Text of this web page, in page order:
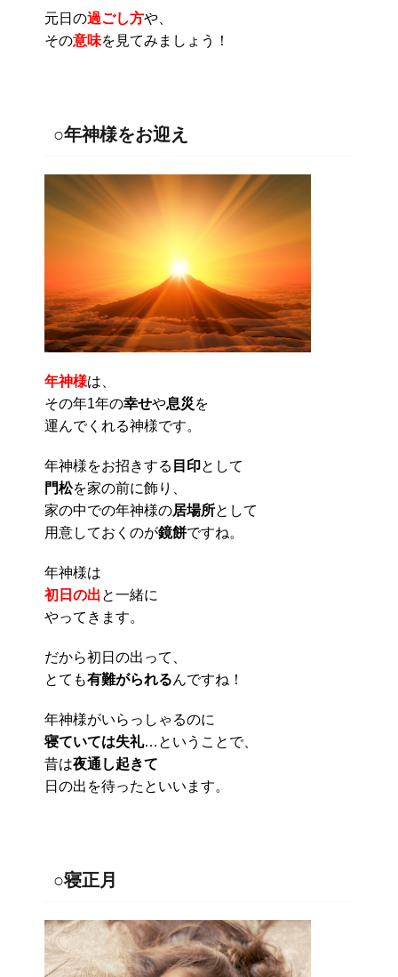
元日の過ごし方や、
その意味を見てみましょう！
○年神様をお迎え
年神様は、
その年1年の幸せや息災 を
運んでくれる神様です。
年神様をお招きする 目印として
門松を家の前に飾り、
家の中での年神様の居場所として
用意しておくのが鏡餅ですね。
年神様は
初日の出と一緒に
やってきます。
だから初日の出って、
とても有難がられるんですね！
年神様がいらっしゃるのに
寝ていては失礼…ということで、
昔は夜通し起きて
日の出を待ったといいます。
○寝正月